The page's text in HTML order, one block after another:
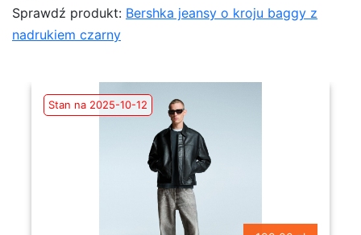
Sprawdź produkt: Bershka jeansy o kroju baggy z
nadrukiem czarny
Stan na 2025-10-12